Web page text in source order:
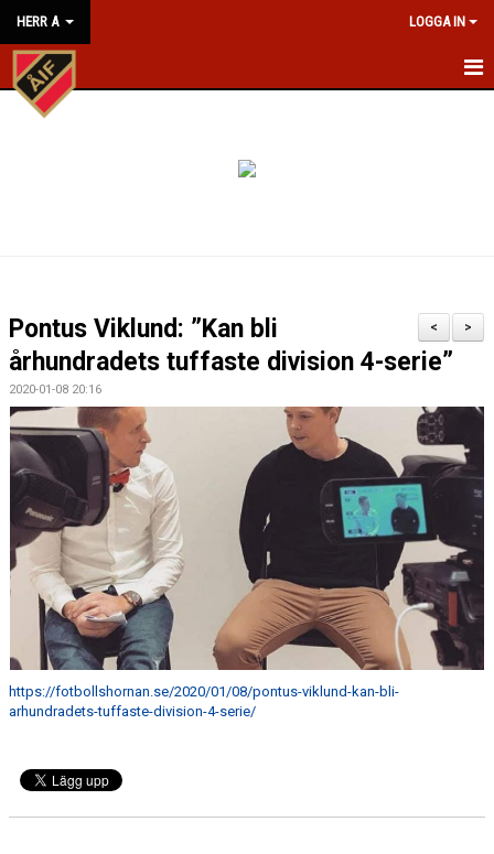
HERR A LOGGA IN
HEM
BILDGALLERI
KONTAKT
>
<
Pontus Viklund: ”Kan bli
århundradets tuffaste division 4-serie”
2020-01-08 20:16
https://fotbollshornan.se/2020/01/08/pontus-viklund-kan-bli-
arhundradets-tuffaste-division-4-serie/